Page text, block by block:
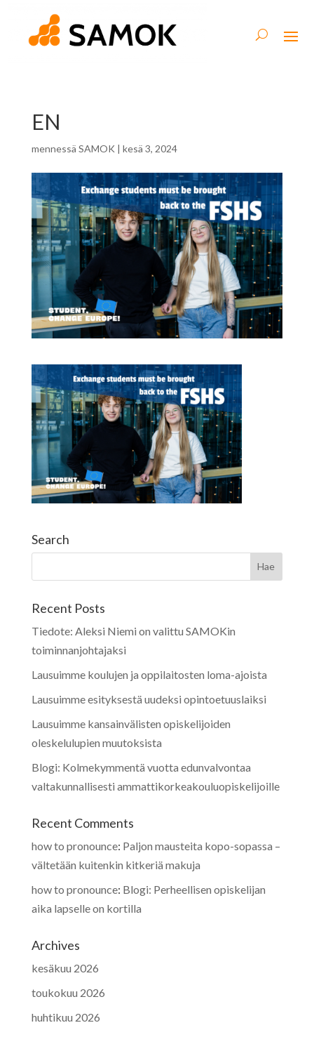
EN
mennessä SAMOK | kesä 3, 2024
Search
Recent Posts
Tiedote: Aleksi Niemi on valittu SAMOKin
toiminnanjohtajaksi
Lausuimme koulujen ja oppilaitosten loma-ajoista
Lausuimme esityksestä uudeksi opintoetuuslaiksi
Lausuimme kansainvälisten opiskelijoiden
oleskelulupien muutoksista
Blogi: Kolmekymmentä vuotta edunvalvontaa
valtakunnallisesti ammattikorkeakouluopiskelijoille
Recent Comments
how to pronounce: Paljon mausteita kopo-sopassa –
vältetään kuitenkin kitkeriä makuja
how to pronounce: Blogi: Perheellisen opiskelijan
aika lapselle on kortilla
Archives
kesäkuu 2026
toukokuu 2026
huhtikuu 2026